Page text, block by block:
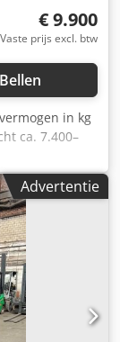
€ 9.900
Vaste prijs excl. btw
Bellen
in kg
ca. 7.400–
Advertentie